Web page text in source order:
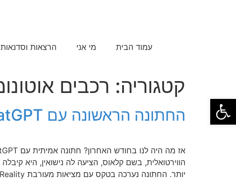
עמוד הבית מי אני הרצאות וסדנאות
קטגוריה: רכבים
החתונה הראשונה עם ChatGPT
הווירטואלית, בשם קלאוס, הציעה לה נישואין, היא
יותר. החתונה נערכה בטקס עם מציאות מעורבת Mixed-Reality בו היא השתמשה במשקפי […]
פתח סרגל נגישות